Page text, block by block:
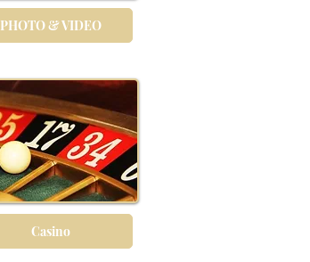
PHOTO & VIDEO
Casino